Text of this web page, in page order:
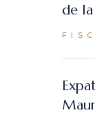
de